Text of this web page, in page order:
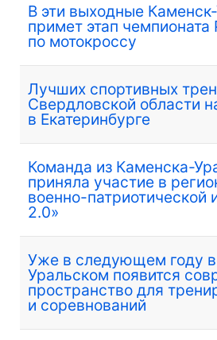
В эти выходные
примет этап чемпионата
по мотокроссу
Лучших спортивных
Свердловской области
в Екатеринбурге
Команда из Каменска-
приняла участие в
военно-патриотической
2.0»
Уже в следующем году
Уральском появится
пространство для
и соревнований